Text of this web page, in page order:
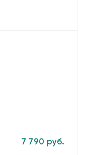
7 790 руб.